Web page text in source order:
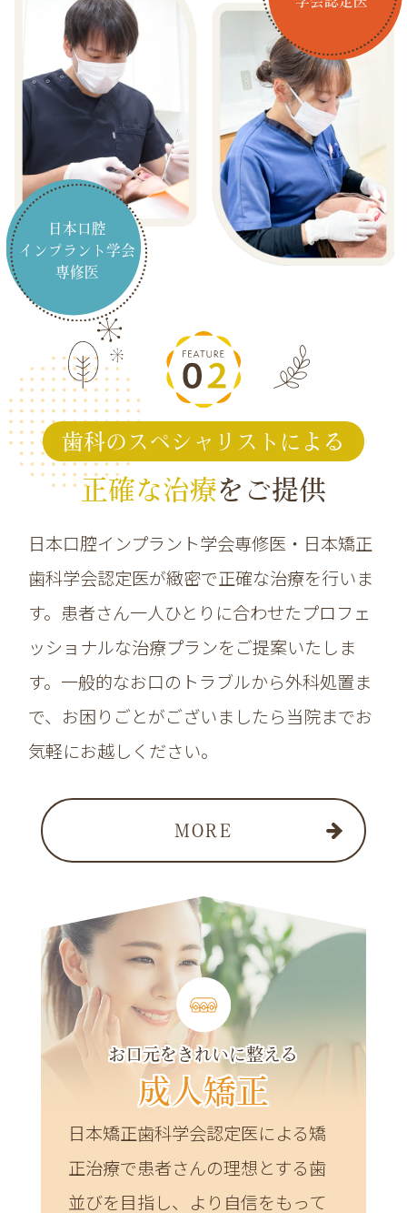
日本口腔
インプラント学会
専修医
歯科のスペシャリストによる
正確な治療をご提供
日本口腔インプラント学会専修医・日本矯正
歯科学会認定医が緻密で正確な治療を行いま
す。患者さん一人ひとりに合わせたプロフェ
ッショナルな治療プランをご提案いたしま
す。一般的なお口のトラブルから外科処置ま
で、お困りごとがございましたら当院までお
気軽にお越しください。
MORE
お口元をきれいに整える
成人矯正
日本矯正歯科学会認定医による矯
正治療で患者さんの理想とする歯
並びを目指し、より自信をもって